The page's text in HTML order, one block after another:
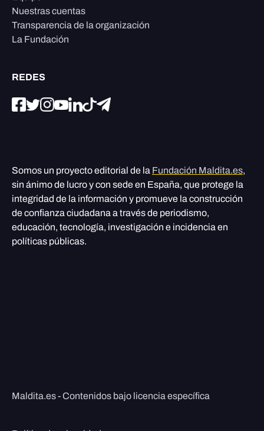
Nuestras cuentas
Transparencia de la organización
La Fundación
REDES
Somos un proyecto editorial de la Fundación Maldita.es,
sin ánimo de lucro y con sede en España, que protege la
integridad de la información y promueve la construcción
de confianza ciudadana a través de periodismo,
educación, tecnología, investigación e incidencia en
políticas públicas.
Maldita.es - Contenidos bajo licencia específica